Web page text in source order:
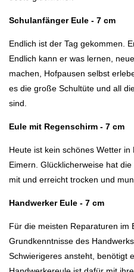
Schulanfänger Eule - 7 cm
Endlich ist der Tag gekommen.
Endlich kann er was lernen,
machen, Hofpausen selbst
es die große Schultüte und all
sind.
Eule mit Regenschirm - 7 cm
Heute ist kein schönes Wetter
Eimern. Glücklicherweise hat
mit und erreicht trocken und
Handwerker Eule - 7 cm
Für die meisten Reparaturen im
Grundkenntnisse des
Schwierigeres ansteht, benötigt